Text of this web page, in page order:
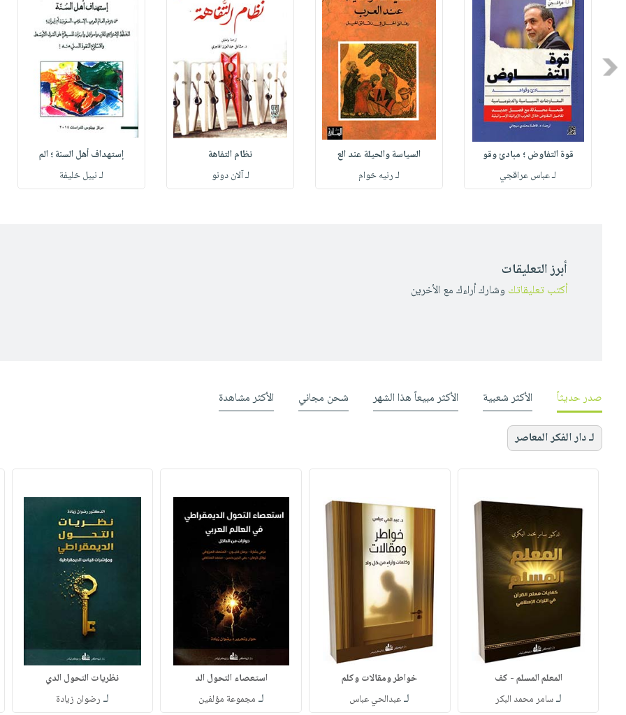
Previous
قوة التفاوض ؛ مبادئ وقو
لـ عباس عراقجي
السياسة والحيلة عند الع
لـ رنيه خوام
نظام التفاهة
لـ آلان دونو
إستهداف أهل السنة ؛ الم
لـ نبيل خليفة
أبرز التعليقات
أكتب تعليقاتك وشارك أراءك مع الأخرين
صدر حديثاً الأكثر شعبية الأكثر مبيعاً هذا الشهر شحن مجاني الأكثر مشاهدة
لـ دار الفكر المعاصر
المعلم المسلم - كف
لـسامر محمد البكر
خواطر ومقالات وكلم
لـعبدالحي عباس
استعصاء التحول الد
لـ مجموعة مؤلفين
نظريات التحول الدي
لـ رضوان زيادة